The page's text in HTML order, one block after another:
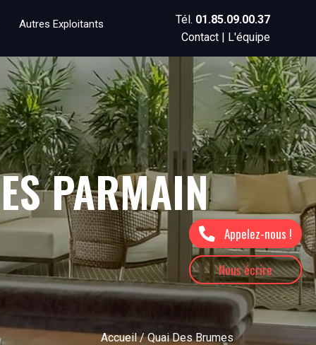
Appelez-nous !
Nous écrire
Autres Exploitants Tél. 01.85.09.00.37
Contact | L'équipe
PARMAIN
Accueil/ Quai Des Brumes